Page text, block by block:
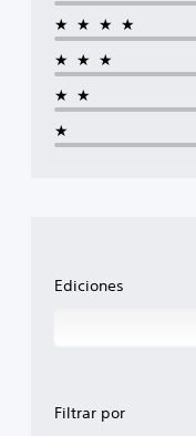
★★★★
★★★
★★
★
Ediciones
Filtrar por